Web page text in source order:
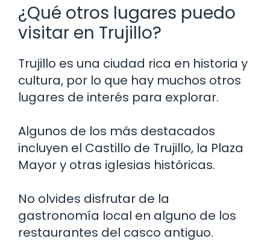
¿Qué otros lugares puedo
visitar en Trujillo?
Trujillo es una ciudad rica en historia y
cultura, por lo que hay muchos otros
lugares de interés para explorar.
Algunos de los más destacados
incluyen el Castillo de Trujillo, la Plaza
Mayor y otras iglesias históricas.
No olvides disfrutar de la
gastronomía local en alguno de los
restaurantes del casco antiguo.